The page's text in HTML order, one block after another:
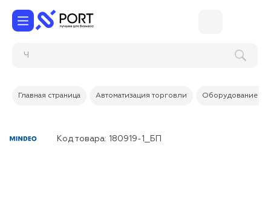
Главная страница Автоматизация торговли Оборудование
Код товара: 180919-1_БП